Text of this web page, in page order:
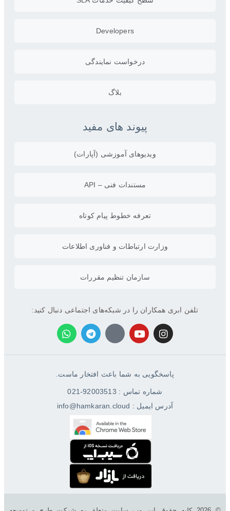
Developers
درخواست نمایندگی
بلاگ
پیوند های مفید
ویدیو‌های آموزشی (آپارات)
مستندات فنی – API
تعرفه خطوط پیام کوتاه
وزارت ارتباطات و فناوری اطلاعات
سازمان تنظیم مقررات
تلفن ابری همکاران را در شبکه‌های اجتماعی دنبال کنید:
پاسخگویی به شما باعث افتخار ماست.
شماره تماس : 92003513-021
آدرس ایمیل : info@hamkaran.cloud